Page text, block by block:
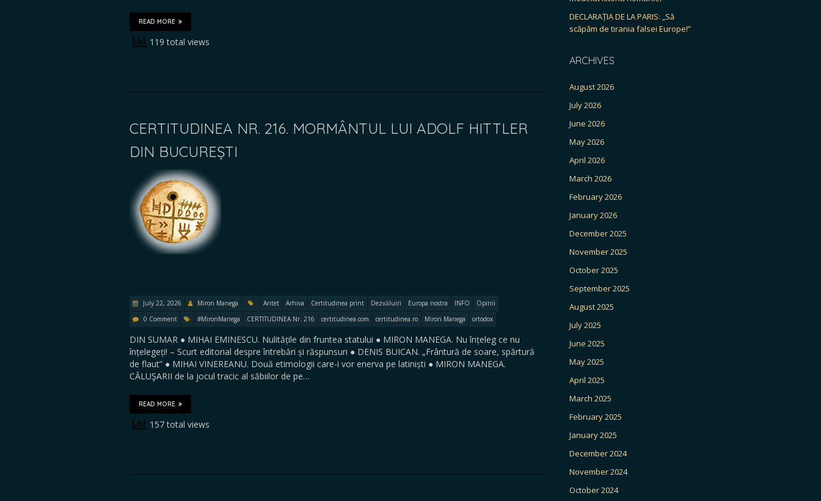
READ MORE
119 total views
CERTITUDINEA NR. 216. MORMÂNTUL LUI ADOLF HITTLER
DIN BUCUREȘTI
July 22, 2026 Miron Manega Antet Arhiva Certitudinea print Dezvăluiri Europa nostra INFO
Opinii
0 Comment
#MironManega CERTITUDINEA Nr. 216 certitudinea.com certitudinea.ro Miron Manega ortodox
DIN SUMAR ● MIHAI EMINESCU. Nulitățile din fruntea statului ● MIRON MANEGA. Nu înțeleg ce nu
înțelegeți! – Scurt editorial despre întrebări și răspunsuri ● DENIS BUICAN. „Frântură de soare, spărtură
de flaut” ● MIHAI VINEREANU. Două etimologii care-i vor enerva pe latiniști ● MIRON MANEGA.
CĂLUŞARII de la jocul tracic al săbiilor de pe…
READ MORE
157 total views
DECLARAȚIA DE LA PARIS: „Să
scăpăm de tirania falsei Europe!”
ARCHIVES
August 2026
July 2026
June 2026
May 2026
April 2026
March 2026
February 2026
January 2026
December 2025
November 2025
October 2025
September 2025
August 2025
July 2025
June 2025
May 2025
April 2025
March 2025
February 2025
January 2025
December 2024
November 2024
October 2024